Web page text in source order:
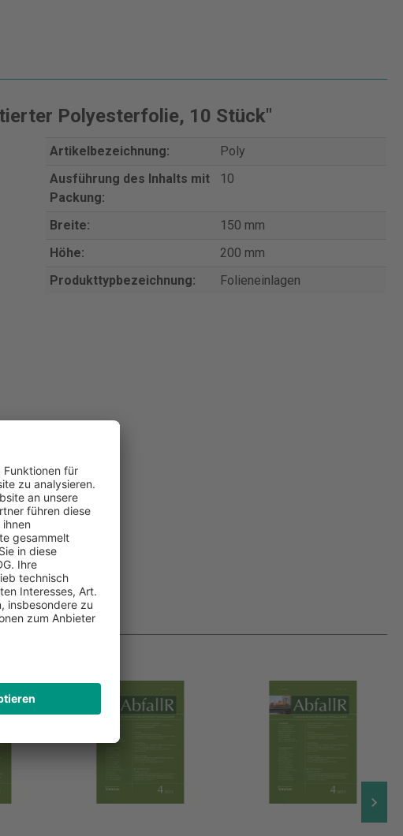
Polyesterfolie, 10 Stück"
Artikelbezeichnung:
Poly
Ausführung des Inhalts mit
Packung:
10
Breite:
150 mm
Höhe:
200 mm
Produkttypbezeichnung:
Folieneinlagen